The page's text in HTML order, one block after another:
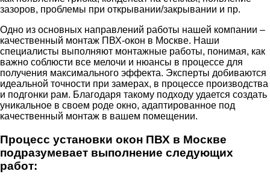
зазоров, проблемы при открывании/закрывании и пр.
Одно из основных направлений работы нашей компании –
качественный монтаж ПВХ-окон в Москве. Наши
специалисты выполняют монтажные работы, понимая, как
важно соблюсти все мелочи и нюансы в процессе для
получения максимального эффекта. Эксперты добиваются
идеальной точности при замерах, в процессе производства
и подгонки рам. Благодаря такому подходу удается создать
уникальное в своем роде окно, адаптированное под
качественный монтаж в вашем помещении.
Процесс установки окон ПВХ в Москве
подразумевает выполнение следующих
работ: